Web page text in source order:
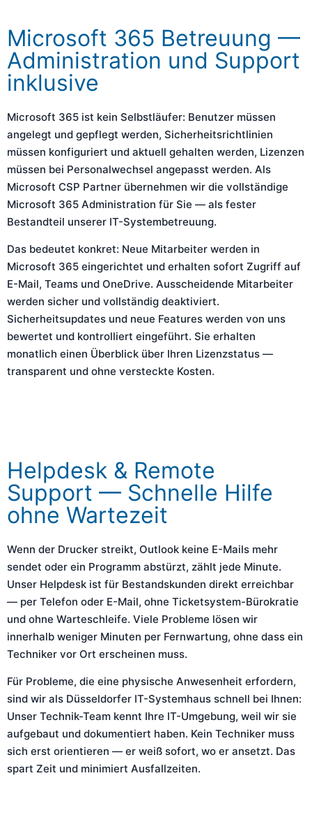
Microsoft 365 Betreuung —
Administration und Support
inklusive
Microsoft 365 ist kein Selbstläufer: Benutzer müssen
angelegt und gepflegt werden, Sicherheitsrichtlinien
müssen konfiguriert und aktuell gehalten werden, Lizenzen
müssen bei Personalwechsel angepasst werden. Als
Microsoft CSP Partner übernehmen wir die vollständige
Microsoft 365 Administration für Sie — als fester
Bestandteil unserer IT-Systembetreuung.
Das bedeutet konkret: Neue Mitarbeiter werden in
Microsoft 365 eingerichtet und erhalten sofort Zugriff auf
E-Mail, Teams und OneDrive. Ausscheidende Mitarbeiter
werden sicher und vollständig deaktiviert.
Sicherheitsupdates und neue Features werden von uns
bewertet und kontrolliert eingeführt. Sie erhalten
monatlich einen Überblick über Ihren Lizenzstatus —
transparent und ohne versteckte Kosten.
Helpdesk & Remote
Support — Schnelle Hilfe
ohne Wartezeit
Wenn der Drucker streikt, Outlook keine E-Mails mehr
sendet oder ein Programm abstürzt, zählt jede Minute.
Unser Helpdesk ist für Bestandskunden direkt erreichbar
— per Telefon oder E-Mail, ohne Ticketsystem-Bürokratie
und ohne Warteschleife. Viele Probleme lösen wir
innerhalb weniger Minuten per Fernwartung, ohne dass ein
Techniker vor Ort erscheinen muss.
Für Probleme, die eine physische Anwesenheit erfordern,
sind wir als Düsseldorfer IT-Systemhaus schnell bei Ihnen:
Unser Technik-Team kennt Ihre IT-Umgebung, weil wir sie
aufgebaut und dokumentiert haben. Kein Techniker muss
sich erst orientieren — er weiß sofort, wo er ansetzt. Das
spart Zeit und minimiert Ausfallzeiten.